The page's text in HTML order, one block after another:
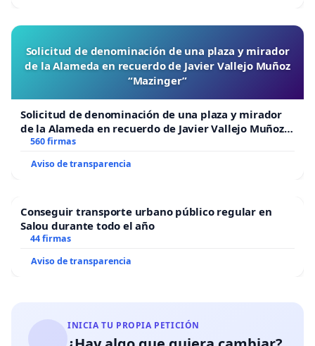
Solicitud de denominación de una plaza y mirador
de la Alameda en recuerdo de Javier Vallejo Muñoz
“Mazinger”
Solicitud de denominación de una plaza y mirador
de la Alameda en recuerdo de Javier Vallejo Muñoz
“Mazinger”
560 firmas
Aviso de transparencia
Conseguir transporte urbano público regular en
Salou durante todo el año
44 firmas
Aviso de transparencia
INICIA TU PROPIA PETICIÓN